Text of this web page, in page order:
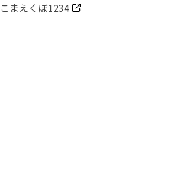
こまえくぼ1234